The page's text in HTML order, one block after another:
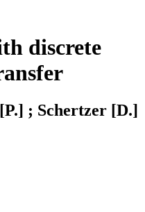
discrete
; Schertzer [D.]